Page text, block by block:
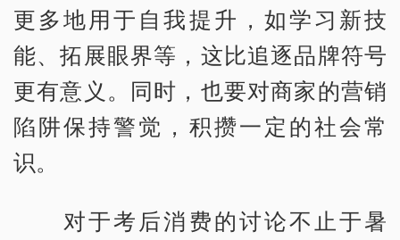
更多地用于自我提升，如学习新技
能、拓展眼界等，这比追逐品牌符号
更有意义。同时，也要对商家的营销
陷阱保持警觉，积攒一定的社会常
识。
对于考后消费的讨论不止于暑